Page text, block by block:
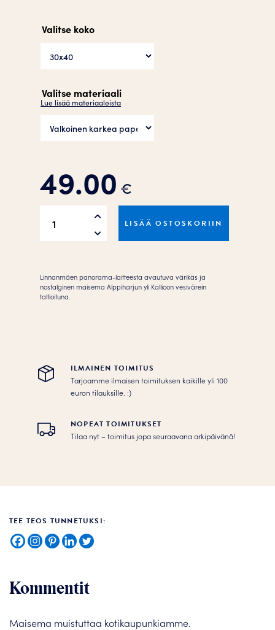
Valitse koko
Valitse materiaali
Lue lisää materiaaleista
49.00 €
Juliste
LISÄÄ OSTOSKORIIN
Linnanmäen panorama-laitteesta avautuva värikäs ja
nostalginen maisema Alppiharjun yli Kallioon vesivärein
taltioituna.
ILMAINEN TOIMITUS
Tarjoamme ilmaisen toimituksen kaikille yli 100
euron tilauksille. :­­)
NOPEAT TOIMITUKSET
Tilaa nyt – toimitus jopa seuraavana arkipäivänä!
TEE TEOS TUNNETUKSI:
Kommentit
Maisema muistuttaa kotikaupunkiamme.